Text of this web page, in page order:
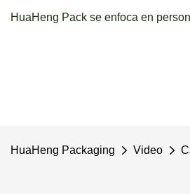
HuaHeng Pack se enfoca en
HuaHeng Packaging Video